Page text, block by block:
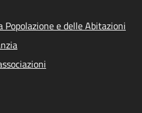
e delle Abitazioni